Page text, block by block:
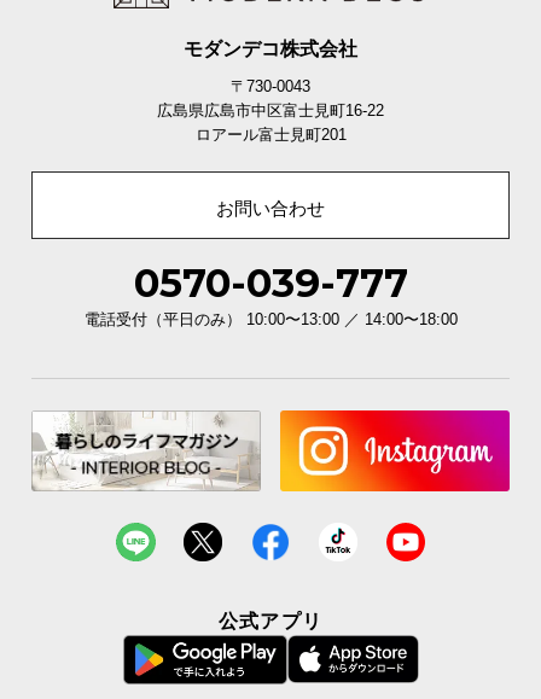
モダンデコ株式会社
〒730-0043
広島県広島市中区富士見町16-22
ロアール富士見町201
お問い合わせ
0570-039-777
電話受付（平日のみ） 10:00〜13:00 ／ 14:00〜18:00
公式アプリ